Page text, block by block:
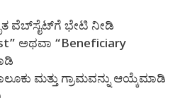
ವೆಬ್‌ಸೈಟ್‌ಗೆ ಭೇಟಿ ನೀಡಿ
ಅಥವಾ “Beneficiary
ಮತ್ತು ಗ್ರಾಮವನ್ನು ಆಯ್ಕೆಮಾಡಿ